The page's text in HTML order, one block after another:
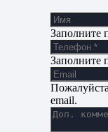
Заполните
Заполните
email.